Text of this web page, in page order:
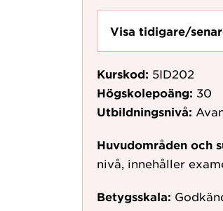
Visa tidigare/
Kurskod: 5ID202
Högskolepoäng: 30
Utbildningsnivå:
Huvudområden och
nivå, innehåller
Betygsskala: